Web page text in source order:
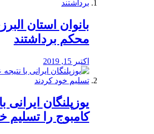
بانوان استان
محكم برداشتند
اکتبر 15, 2019
یوزپلنگان ایرانی
کامبوج را تسلیم